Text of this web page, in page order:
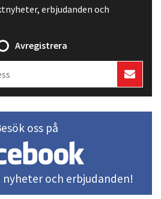
erbjudanden och
Avregistrera
oss på
och erbjudanden!